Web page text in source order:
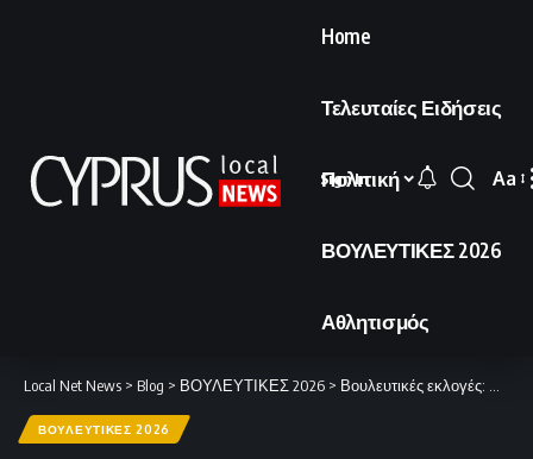
Home
Τελευταίες Ειδήσεις
Πολιτική
ΒΟΥΛΕΥΤΙΚΕΣ 2026
Αθλητισμός
Sign In
Font
Aa
Local Net News > Blog > ΒΟΥΛΕΥΤΙΚΕΣ 2026 > Βουλευτικές εκλογές: Επιτρέπεται η χρήση μόνο μπλε ή μαύρου στυλό
ΒΟΥΛΕΥΤΙΚΕΣ 2026